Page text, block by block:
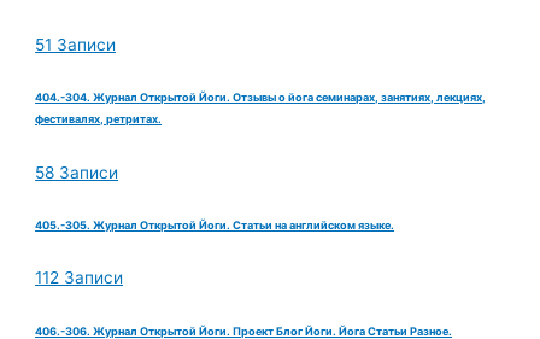
51 Записи
404.-304. Журнал Открытой Йоги. Отзывы о йога семинарах, занятиях, лекциях,
фестивалях, ретритах.
58 Записи
405.-305. Журнал Открытой Йоги. Статьи на английском языке.
112 Записи
406.-306. Журнал Открытой Йоги. Проект Блог Йоги. Йога Статьи Разное.